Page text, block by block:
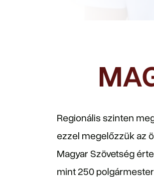
Regionális szinten
ezzel megelőzzük az
Magyar Szövetség
mint 250